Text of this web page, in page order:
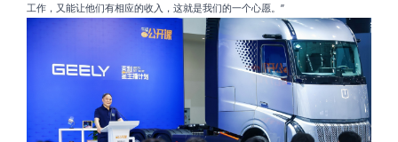
工作，又能让他们有相应的收入，这就是我们的一个心愿。”